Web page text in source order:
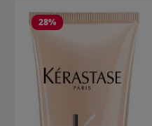
28%